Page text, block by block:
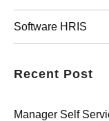
Software HRIS
Recent Post
Manager Self